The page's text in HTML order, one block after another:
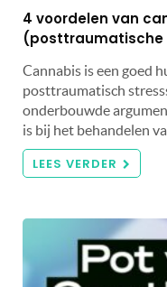
4 voordelen van
(posttraumatische
Cannabis is een goed
posttraumatisch
onderbouwde
is bij het behandelen
LEES VERDER